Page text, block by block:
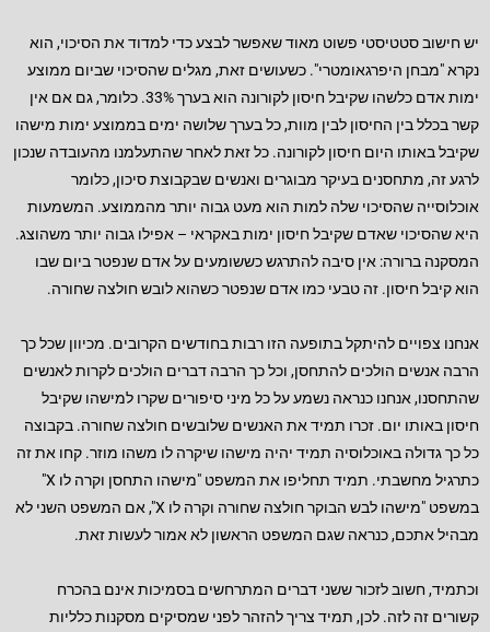
יש חישוב סטטיסטי פשוט מאוד שאפשר לבצע כדי למדוד את הסיכוי, הוא
נקרא "מבחן היפרגאומטרי". כשעושים זאת, מגלים שהסיכוי שביום ממוצע
ימות אדם כלשהו שקיבל חיסון לקורונה הוא בערך 33%. כלומר, גם אם אין
קשר בכלל בין החיסון לבין מוות, כל בערך שלושה ימים בממוצע ימות מישהו
שקיבל באותו היום חיסון לקורונה. כל זאת לאחר שהתעלמנו מהעובדה שנכון
לרגע זה, מתחסנים בעיקר מבוגרים ואנשים שבקבוצת סיכון, כלומר
אוכלוסייה שהסיכוי שלה למות הוא מעט גבוה יותר מהממוצע. המשמעות
היא שהסיכוי שאדם שקיבל חיסון ימות באקראי – אפילו גבוה יותר משהוצג.
המסקנה ברורה: אין סיבה להתרגש כששומעים על אדם שנפטר ביום שבו
הוא קיבל חיסון. זה טבעי כמו אדם שנפטר כשהוא לובש חולצה שחורה.
אנחנו צפויים להיתקל בתופעה הזו רבות בחודשים הקרובים. מכיוון שכל כך
הרבה אנשים הולכים להתחסן, וכל כך הרבה דברים הולכים לקרות לאנשים
שהתחסנו, אנחנו כנראה נשמע על כל מיני סיפורים שקרו למישהו שקיבל
חיסון באותו יום. זכרו תמיד את האנשים שלובשים חולצה שחורה. בקבוצה
כל כך גדולה באוכלוסיה תמיד יהיה מישהו שיקרה לו משהו מוזר. קחו את זה
כתרגיל מחשבתי. תמיד תחליפו את המשפט "מישהו התחסן וקרה לו X"
במשפט "מישהו לבש הבוקר חולצה שחורה וקרה לו X", אם המשפט השני לא
מבהיל אתכם, כנראה שגם המשפט הראשון לא אמור לעשות זאת.
וכתמיד, חשוב לזכור ששני דברים המתרחשים בסמיכות אינם בהכרח
קשורים זה לזה. לכן, תמיד צריך להזהר לפני שמסיקים מסקנות כלליות